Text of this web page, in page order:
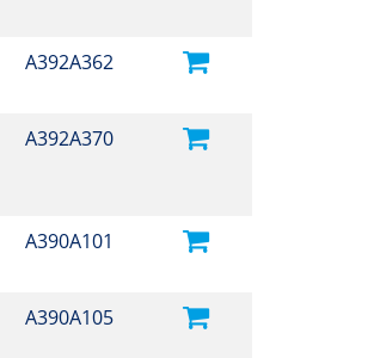
A392A362
A392A370
A390A101
A390A105